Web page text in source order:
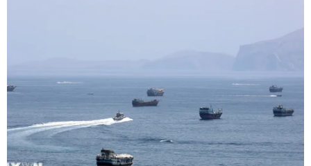
TIN CÙNG CHUYÊN MỤC
ASC 2026: Tiếp lửa đam mê khoa học
cho thế hệ trẻ Việt Nam